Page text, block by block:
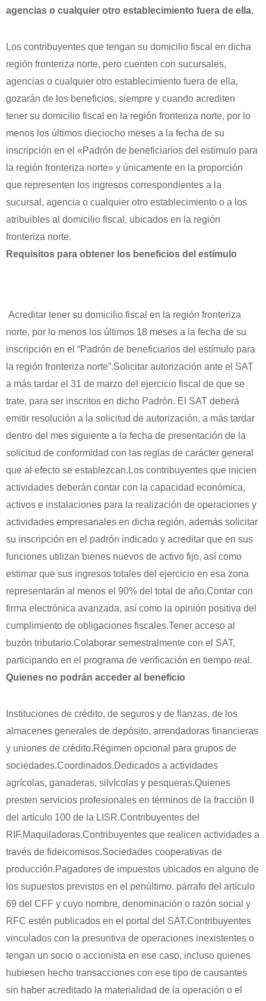
agencias o cualquier otro establecimiento fuera de ella.
Los contribuyentes que tengan su domicilio fiscal en dicha
región fronteriza norte, pero cuenten con sucursales,
agencias o cualquier otro establecimiento fuera de ella,
gozarán de los beneficios, siempre y cuando acrediten
tener su domicilio fiscal en la región fronteriza norte, por lo
menos los últimos dieciocho meses a la fecha de su
inscripción en el «Padrón de beneficiarios del estímulo para
la región fronteriza norte» y únicamente en la proporción
que representen los ingresos correspondientes a la
sucursal, agencia o cualquier otro establecimiento o a los
atribuibles al domicilio fiscal, ubicados en la región
fronteriza norte.
Requisitos para obtener los beneficios del estímulo
Acreditar tener su domicilio fiscal en la región fronteriza
norte, por lo menos los últimos 18 meses a la fecha de su
inscripción en el “Padrón de beneficiarios del estímulo para
la región fronteriza norte”.Solicitar autorización ante el SAT
a más tardar el 31 de marzo del ejercicio fiscal de que se
trate, para ser inscritos en dicho Padrón. El SAT deberá
emitir resolución a la solicitud de autorización, a más tardar
dentro del mes siguiente a la fecha de presentación de la
solicitud de conformidad con las reglas de carácter general
que al efecto se establezcan.Los contribuyentes que inicien
actividades deberán contar con la capacidad económica,
activos e instalaciones para la realización de operaciones y
actividades empresariales en dicha región, además solicitar
su inscripción en el padrón indicado y acreditar que en sus
funciones utilizan bienes nuevos de activo fijo, así como
estimar que sus ingresos totales del ejercicio en esa zona
representarán al menos el 90% del total de año.Contar con
firma electrónica avanzada, así como la opinión positiva del
cumplimiento de obligaciones fiscales.Tener acceso al
buzón tributario.Colaborar semestralmente con el SAT,
participando en el programa de verificación en tiempo real.
Quienes no podrán acceder al beneficio
Instituciones de crédito, de seguros y de fianzas, de los
almacenes generales de depósito, arrendadoras financieras
y uniones de crédito.Régimen opcional para grupos de
sociedades.Coordinados.Dedicados a actividades
agrícolas, ganaderas, silvícolas y pesqueras.Quienes
presten servicios profesionales en términos de la fracción II
del artículo 100 de la LISR.Contribuyentes del
RIF.Maquiladoras.Contribuyentes que realicen actividades a
través de fideicomisos.Sociedades cooperativas de
producción.Pagadores de impuestos ubicados en alguno de
los supuestos previstos en el penúltimo. párrafo del artículo
69 del CFF y cuyo nombre, denominación o razón social y
RFC estén publicados en el portal del SAT.Contribuyentes
vinculados con la presuntiva de operaciones inexistentes o
tengan un socio o accionista en ese caso, incluso quienes
hubiesen hecho transacciones con ese tipo de causantes
sin haber acreditado la materialidad de la operación o el